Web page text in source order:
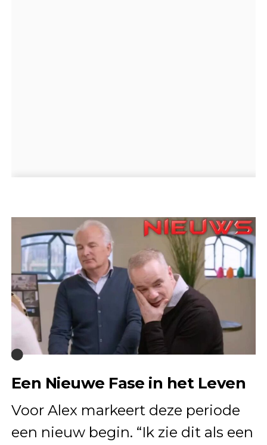
Een Nieuwe Fase in het Leven
Voor Alex markeert deze periode
een nieuw begin. “Ik zie dit als een